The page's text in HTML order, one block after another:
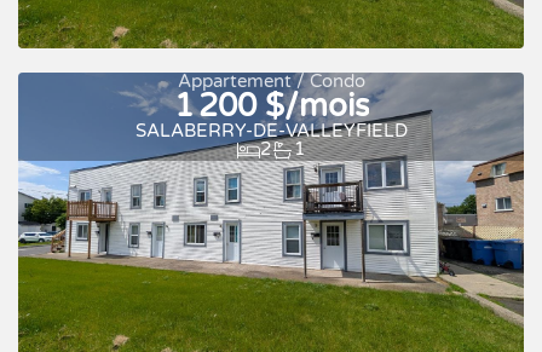
À louer
Appartement / Condo
1 200 $/mois
SALABERRY-DE-VALLEYFIELD
2
1